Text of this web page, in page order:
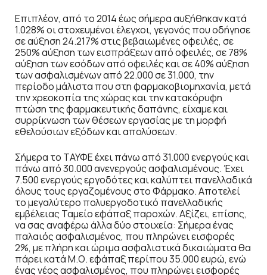
Επιπλέον, από το 2014 έως σήμερα αυξήθηκαν κατά
1.028% οι στοχευμένοι έλεγχοι, γεγονός που οδήγησε
σε αύξηση 24.217% στις βεβαιωμένες οφειλές, σε
250% αύξηση των εισπράξεων από οφειλές, σε 78%
αύξηση των εσόδων από οφειλές και σε 40% αύξηση
των ασφαλισμένων από 22.000 σε 31.000, την
περίοδο μάλιστα που στη φαρμακοβιομηχανία, μετά
την χρεοκοπία της χώρας και την κατακόρυφη
πτώση της φαρμακευτικής δαπάνης, είχαμε και
συρρίκνωση των θέσεων εργασίας με τη μορφή
εθελούσιων εξόδων και απολύσεων.
Σήμερα το ΤΑΥΦΕ έχει πάνω από 31.000 ενεργούς και
πάνω από 30.000 ανενεργούς ασφαλισμένους. Έχει
7.500 ενεργούς εργοδότες και καλύπτει πανελλαδικά
όλους τους εργαζομένους στο Φάρμακο. Αποτελεί
το μεγαλύτερο πολυεργοδοτικό πανελλαδικής
εμβέλειας Ταμείο εφάπαξ παροχών. Αξίζει, επίσης,
να σας αναφέρω άλλα δύο στοιχεία: Σήμερα ένας
παλαιός ασφαλισμένος, που πληρώνει εισφορές
2%, με πλήρη και ώριμα ασφαλιστικά δικαιώματα θα
πάρει κατά Μ.Ο. εφάπαξ περίπου 35.000 ευρώ, ενώ
ένας νέος ασφαλισμένος, που πληρώνει εισφορές